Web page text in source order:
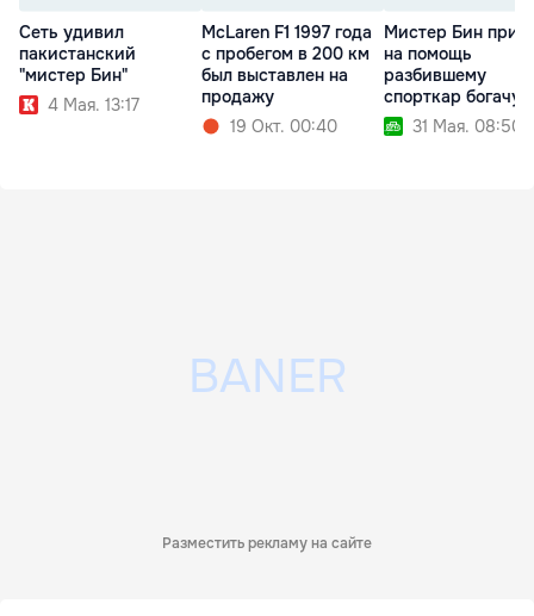
Сеть удивил
пакистанский
"мистер Бин"
4 Мая. 13:17
McLaren F1 1997 года
с пробегом в 200 км
был выставлен на
продажу
19 Окт. 00:40
Мистер Бин
на помощь
разбившему
спорткар богачу
31 Мая. 08:50
Разместить рекламу на сайте